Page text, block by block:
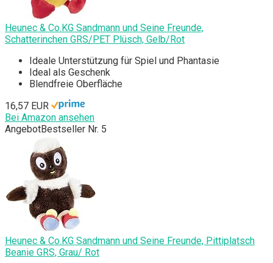
Heunec & Co.KG Sandmann und Seine Freunde,
Schatterinchen GRS/PET Plüsch, Gelb/Rot
Ideale Unterstützung für Spiel und Phantasie
Ideal als Geschenk
Blendfreie Oberfläche
16,57 EUR
Bei Amazon ansehen
AngebotBestseller Nr. 5
Heunec & Co.KG Sandmann und Seine Freunde, Pittiplatsch
Beanie GRS, Grau/ Rot